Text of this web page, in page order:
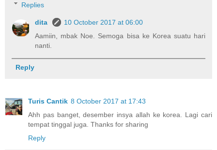
Replies
dita
10 October 2017 at 06:00
Aamiin, mbak Noe. Semoga bisa ke Korea suatu hari
nanti.
Reply
Turis Cantik 8 October 2017 at 17:43
Ahh pas banget, desember insya allah ke korea. Lagi cari
tempat tinggal juga. Thanks for sharing
Reply